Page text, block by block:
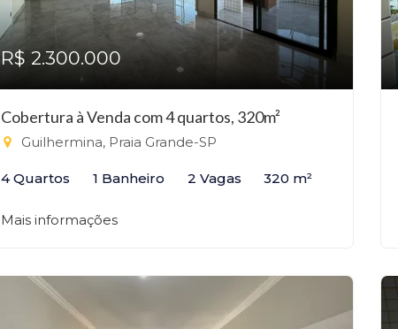
R$ 2.300.000
Cobertura à Venda com 4 quartos, 320m²
Guilhermina, Praia Grande-SP
4 Quartos 1 Banheiro 2 Vagas 320 m²
Mais informações